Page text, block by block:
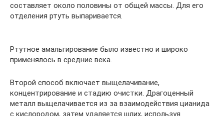
составляет около половины от общей массы. Для его
отделения ртуть выпаривается.
Ртутное амальгирование было известно и широко
применялось в средние века.
Второй способ включает выщелачивание,
концентрирование и стадию очистки. Драгоценный
металл выщелачивается из за взаимодействия цианида
с кислородом, затем удаляется шлих, используя